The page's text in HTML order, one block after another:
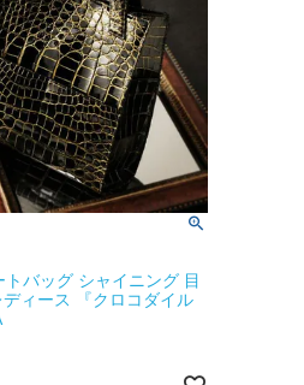
バッグ シャイニング 目
ィース 『クロコダイル